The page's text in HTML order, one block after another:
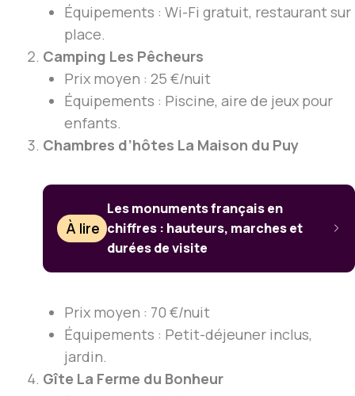
Équipements : Wi-Fi gratuit, restaurant sur
place.
Camping Les Pêcheurs
Prix moyen : 25 €/nuit
Équipements : Piscine, aire de jeux pour
enfants.
Chambres d’hôtes La Maison du Puy
À lire
Les monuments français en
chiffres : hauteurs, marches et
durées de visite
Prix moyen : 70 €/nuit
Équipements : Petit-déjeuner inclus,
jardin.
Gîte La Ferme du Bonheur